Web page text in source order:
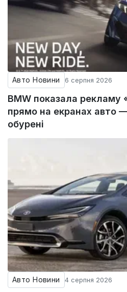
Авто Новини 6 серпня 2026
BMW показала
прямо на екранах авто
обурені
Авто Новини 4 серпня 2026